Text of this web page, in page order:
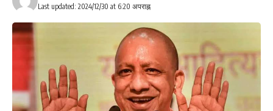
Last updated: 2024/12/30 at 6:20 अपराह्न